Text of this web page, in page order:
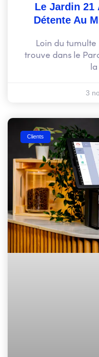
Le Jardin 21
Détente Au
Loin du tumulte
trouve dans le
3
Clients